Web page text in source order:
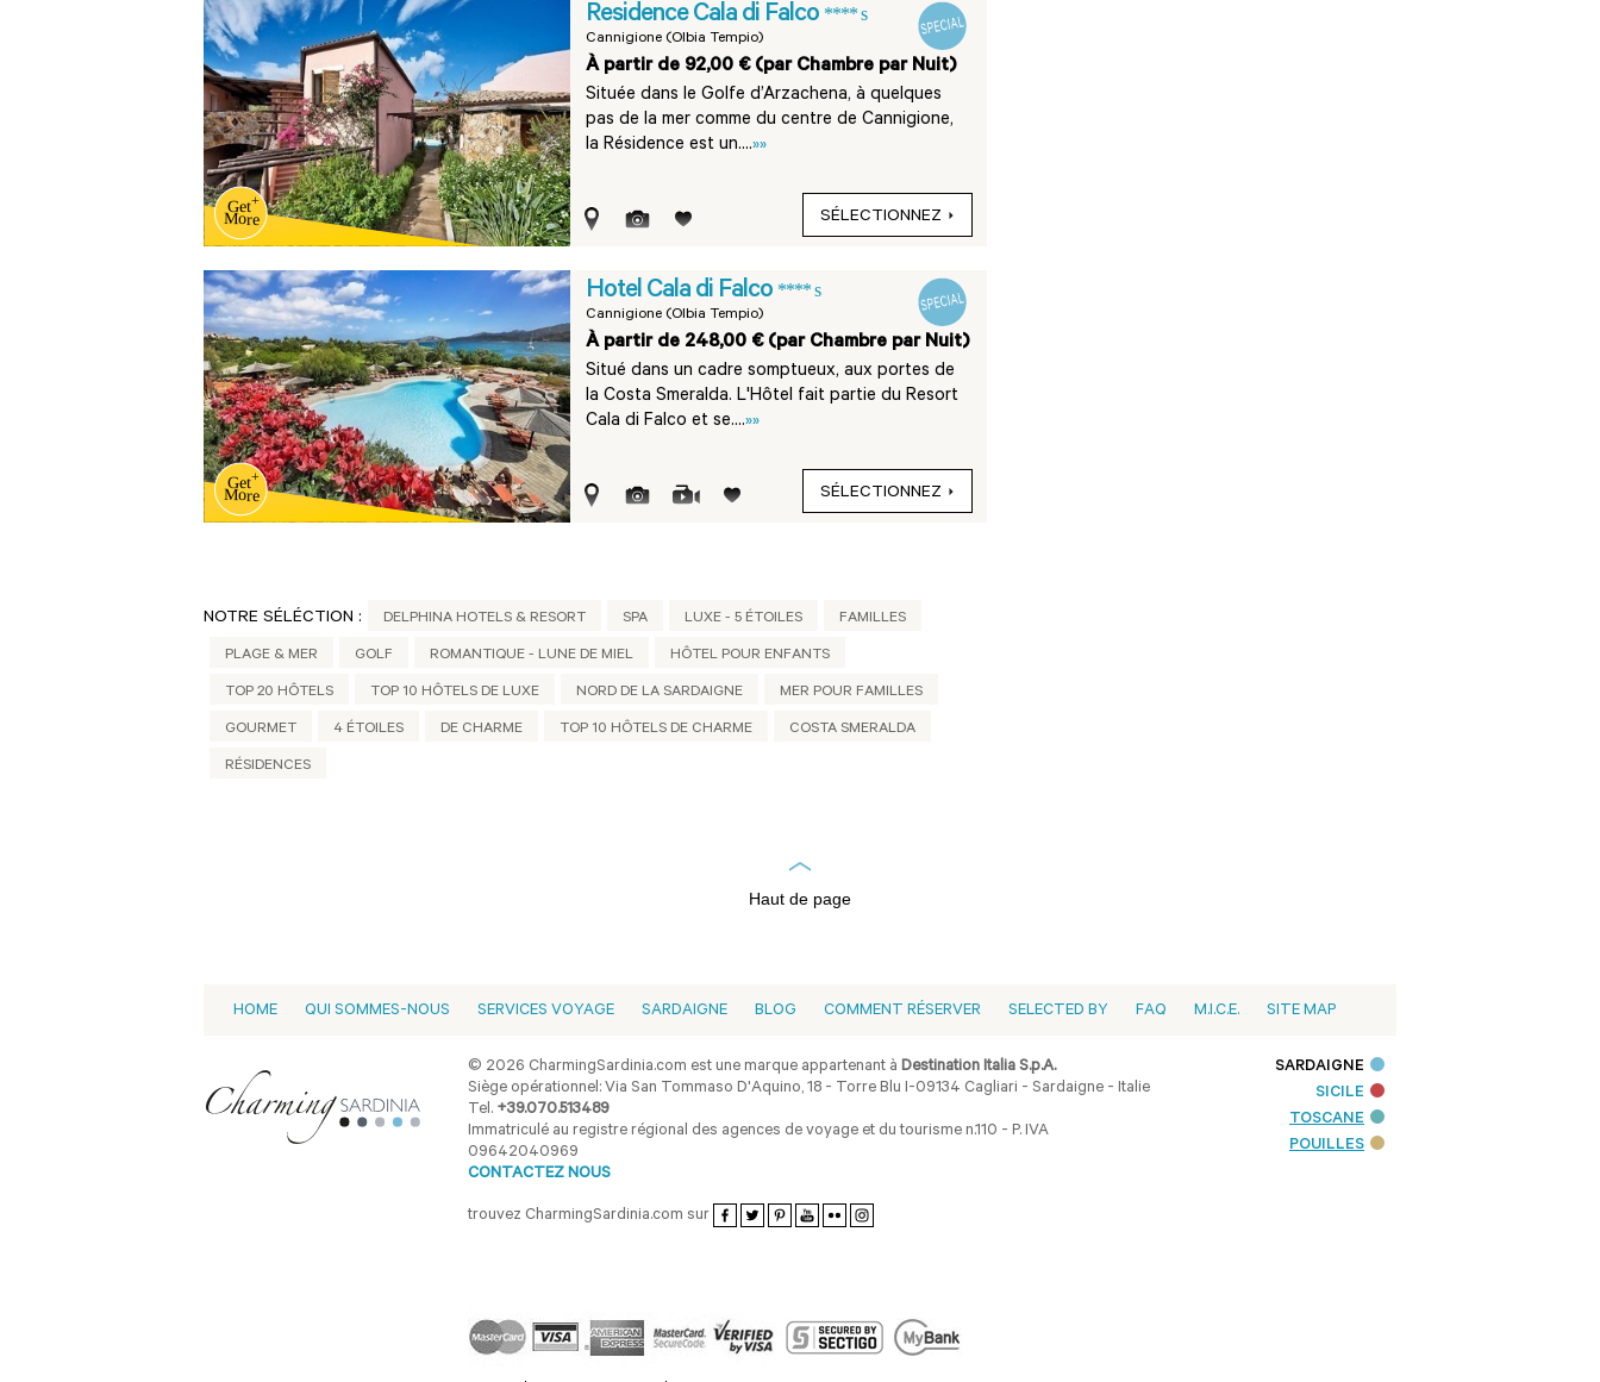
Residence Cala di Falco **** s
Cannigione (Olbia Tempio)
À partir de 92,00 € (par Chambre par Nuit)
Située dans le Golfe d’Arzachena, à quelques
pas de la mer comme du centre de Cannigione,
la Résidence est un....»»
SÉLECTIONNEZ
Hotel Cala di Falco **** s
Cannigione (Olbia Tempio)
À partir de 248,00 € (par Chambre par Nuit)
Situé dans un cadre somptueux, aux portes de
la Costa Smeralda. L'Hôtel fait partie du Resort
Cala di Falco et se....»»
SÉLECTIONNEZ
NOTRE SÉLÉCTION : DELPHINA HOTELS & RESORT SPA LUXE - 5 ÉTOILES FAMILLES
PLAGE & MER GOLF ROMANTIQUE - LUNE DE MIEL HÔTEL POUR ENFANTS
TOP 20 HÔTELS TOP 10 HÔTELS DE LUXE NORD DE LA SARDAIGNE MER POUR FAMILLES
GOURMET 4 ÉTOILES DE CHARME TOP 10 HÔTELS DE CHARME COSTA SMERALDA
RÉSIDENCES
Haut de page
HOME QUI SOMMES-NOUS SERVICES VOYAGE SARDAIGNE BLOG COMMENT RÉSERVER SELECTED BY FAQ M.I.C.E. SITE MAP
© 2026 CharmingSardinia.com est une marque appartenant àDestination Italia S.p.A.
Siège opérationnel: Via San Tommaso D'Aquino, 18 - Torre Blu I-09134 Cagliari - Sardaigne - Italie
Tel. +39.070.513489
Immatriculé au registre régional des agences de voyage et du tourisme n.110 - P. IVA
09642040969
CONTACTEZ NOUS
trouvez CharmingSardinia.com sur
SARDAIGNE
SICILE
TOSCANE
POUILLES